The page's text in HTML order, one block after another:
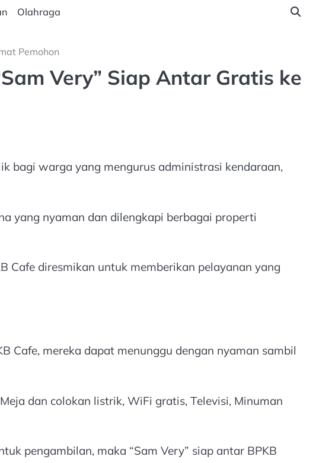
Olahraga
Pemohon
Very” Siap Antar Gratis ke
bagi warga yang mengurus administrasi kendaraan,
yang nyaman dan dilengkapi berbagai properti
Cafe diresmikan untuk memberikan pelayanan yang
Cafe, mereka dapat menunggu dengan nyaman sambil
dan colokan listrik, WiFi gratis, Televisi, Minuman
pengambilan, maka “Sam Very” siap antar BPKB